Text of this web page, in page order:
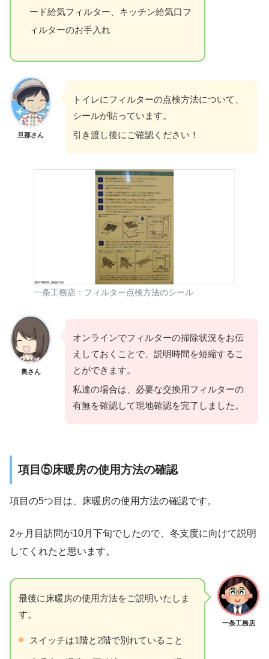
ード給気フィルター、キッチン給気口フ
ィルターのお手入れ
旦那さん
トイレにフィルターの点検方法について、
シールが貼っています。
引き渡し後にご確認ください！
一条工務店：フィルター点検方法のシール
奥さん
オンラインでフィルターの掃除状況をお伝
えしておくことで、説明時間を短縮するこ
とができます。
私達の場合は、必要な交換用フィルターの
有無を確認して現地確認を完了しました。
項目⑤床暖房の使用方法の確認
項目の5つ目は、床暖房の使用方法の確認です。
2ヶ月目訪問が10月下旬でしたので、冬支度に向けて説明
してくれたと思います。
一条工務店
最後に床暖房の使用方法をご説明いたしま
す。
スイッチは1階と2階で別れていること